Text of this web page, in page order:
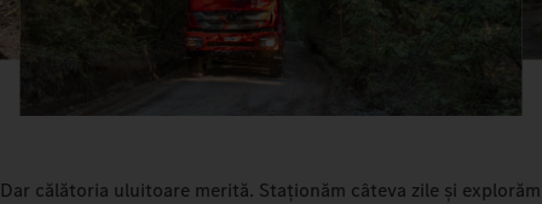
Dar călătoria uluitoare merită. Staționăm câteva zile și explorăm